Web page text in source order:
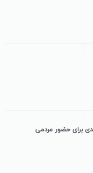
برای حضور مردمی